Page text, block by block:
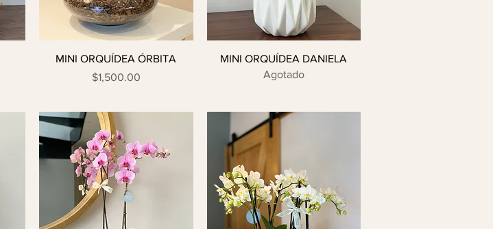
MINI ORQUÍDEA ÓRBITA
Precio
$1,500.00
MINI ORQUÍDEA DANIELA
Agotado